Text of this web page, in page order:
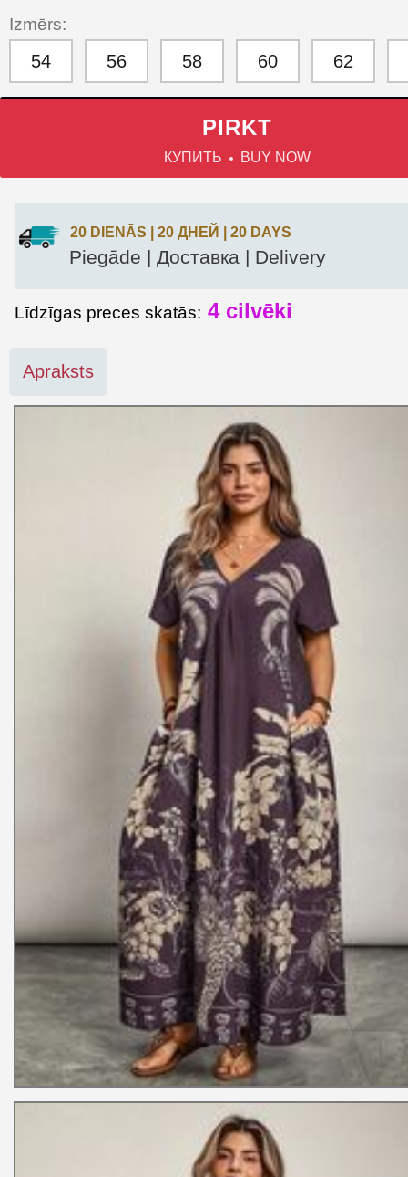
Izmērs:
54 56 58 60 62
PIRKT
КУПИТЬ BUY NOW
20 DIENĀS | 20 ДНЕЙ | 20 DAYS
Piegāde | Доставка | Delivery
Līdzīgas preces skatās: 4cilvēki
Apraksts